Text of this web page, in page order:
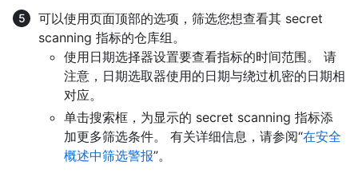
可以使用页面顶部的选项，筛选您想查看其 secret
scanning 指标的仓库组。
使用日期选择器设置要查看指标的时间范围。 请
注意，日期选取器使用的日期与绕过机密的日期相
对应。
单击搜索框，为显示的 secret scanning 指标添
加更多筛选条件。 有关详细信息，请参阅“在安全
概述中筛选警报”。